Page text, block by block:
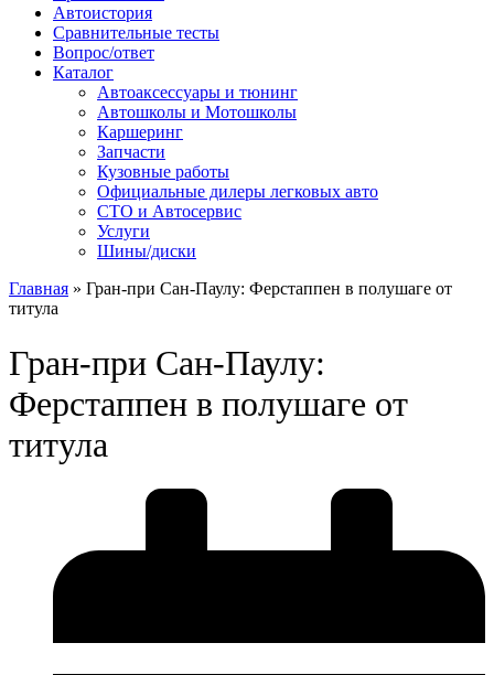
Автоистория
Сравнительные тесты
Вопрос/ответ
Каталог
Автоакcессуары и тюнинг
Автошколы и Мотошколы
Каршеринг
Запчасти
Кузовные работы
Официальные дилеры легковых авто
СТО и Автосервис
Услуги
Шины/диски
Главная » Гран-при Сан-Паулу: Ферстаппен в полушаге от
титула
Гран-при Сан-Паулу:
Ферстаппен в полушаге от
титула